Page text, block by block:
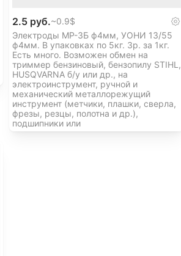
2.5 руб.~0.9$
Электроды МР-3Б ф4мм, УОНИ 13/55
ф4мм. В упаковках по 5кг. 3р. за 1кг.
Есть много. Возможен обмен на
триммер бензиновый, бензопилу STIHL,
HUSQVARNA б/у или др., на
электроинструмент, ручной и
механический металлорежущий
инструмент (метчики, плашки, сверла,
фрезы, резцы, полотна и др.),
подшипники или